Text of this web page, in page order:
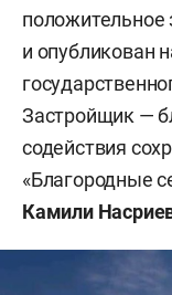
положительное
и опубликован
Застройщик —
содействия
«Благородные
Камили